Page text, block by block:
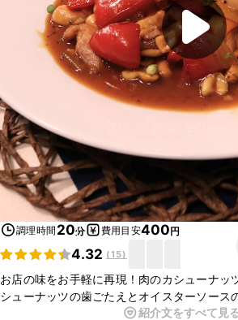
調理時間 20分 費用目安400円
4.32 (15)
お店の味をお手軽に再現！肉のカシューナッ
シューナッツの歯ごたえとオイスターソース
しさです。ごはんのおかずにはもちろん、お
紹介文をすべて見